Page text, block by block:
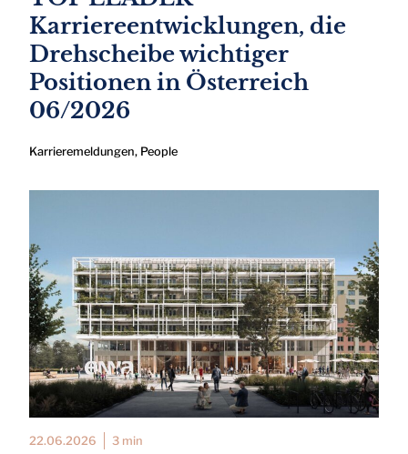
Karriereentwicklungen, die
Drehscheibe wichtiger
Positionen in Österreich
06/2026
Karrieremeldungen, People
22.06.2026 3 min